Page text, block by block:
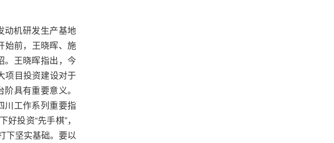
动机研发生产基地
始前，王晓晖、施
。王晓晖指出，今
项目投资建设对于
具有重要意义。
川工作系列重要指
投资“先手棋”，
下坚实基础。要以